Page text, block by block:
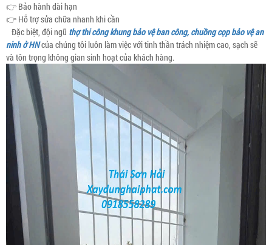
👉 Bảo hành dài hạn
👉 Hỗ trợ sửa chữa nhanh khi cần
Đặc biệt, đội ngũ thợ thi công khung bảo vệ ban công, chuồng cọp bảo vệ an
ninh ở HNcủa chúng tôi luôn làm việc với tinh thần trách nhiệm cao, sạch sẽ
và tôn trọng không gian sinh hoạt của khách hàng.